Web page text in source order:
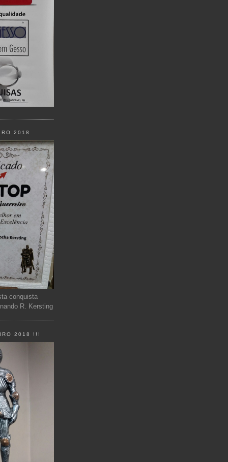
2018
conquista
R. Kersting
2018 !!!